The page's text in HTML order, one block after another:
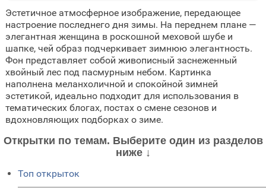
Эстетичное атмосферное изображение, передающее
настроение последнего дня зимы. На переднем плане —
элегантная женщина в роскошной меховой шубе и
шапке, чей образ подчеркивает зимнюю элегантность.
Фон представляет собой живописный заснеженный
хвойный лес под пасмурным небом. Картинка
наполнена меланхоличной и спокойной зимней
эстетикой, идеально подходит для использования в
тематических блогах, постах о смене сезонов и
вдохновляющих подборках о зиме.
Открытки по темам. Выберите один из разделов
ниже ↓
Топ открыток